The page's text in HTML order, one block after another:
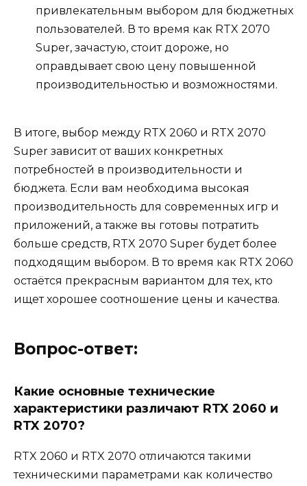
привлекательным выбором для бюджетных
пользователей. В то время как RTX 2070
Super, зачастую, стоит дороже, но
оправдывает свою цену повышенной
производительностью и возможностями.
В итоге, выбор между RTX 2060 и RTX 2070
Super зависит от ваших конкретных
потребностей в производительности и
бюджета. Если вам необходима высокая
производительность для современных игр и
приложений, а также вы готовы потратить
больше средств, RTX 2070 Super будет более
подходящим выбором. В то время как RTX 2060
остаётся прекрасным вариантом для тех, кто
ищет хорошее соотношение цены и качества.
Вопрос-ответ:
Какие основные технические
характеристики различают RTX 2060 и
RTX 2070?
RTX 2060 и RTX 2070 отличаются такими
техническими параметрами как количество